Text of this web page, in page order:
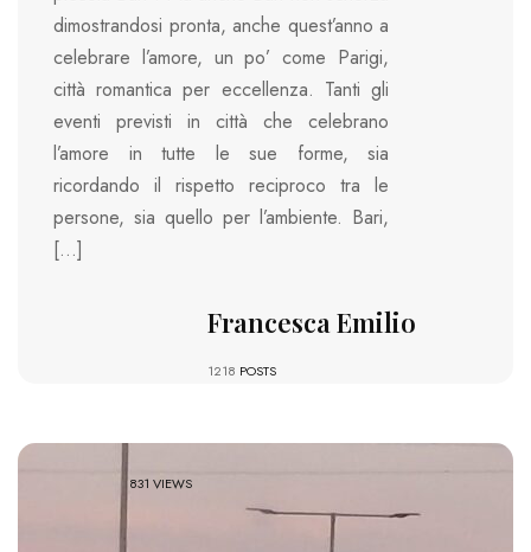
dimostrandosi pronta, anche quest’anno a
celebrare l’amore, un po’ come Parigi,
città romantica per eccellenza. Tanti gli
eventi previsti in città che celebrano
l’amore in tutte le sue forme, sia
ricordando il rispetto reciproco tra le
persone, sia quello per l’ambiente. Bari,
[…]
Francesca Emilio
1218 POSTS
831 VIEWS